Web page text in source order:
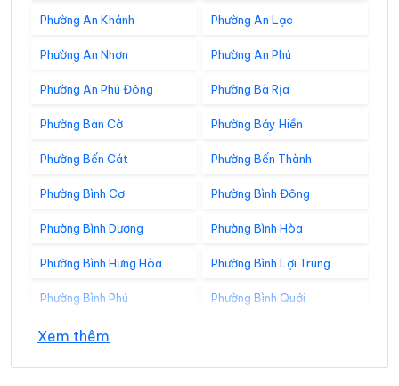
Phường An Khánh Phường An Lạc
Phường An Nhơn Phường An Phú
Phường An Phú Đông Phường Bà Rịa
Phường Bàn Cờ Phường Bảy Hiền
Phường Bến Cát Phường Bến Thành
Phường Bình Cơ Phường Bình Đông
Phường Bình Dương Phường Bình Hòa
Phường Bình Hưng Hòa Phường Bình Lợi Trung
Phường Bình Phú Phường Bình Quới
Phường Bình Tân
Phường Bình Thạnh Phường Bình Thới
Xem thêm